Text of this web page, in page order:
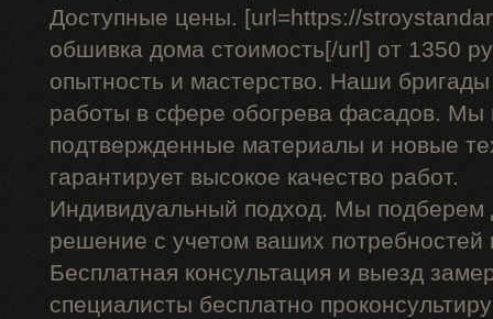
Доступные цены. [url=https://
обшивка дома стоимость[/url] от 1350
опытность и мастерство. Наши
работы в сфере обогрева фасадов. Мы
подтвержденные материалы и новые
гарантирует высокое качество работ.
Индивидуальный подход. Мы подберем
решение с учетом ваших
Бесплатная консультация и выезд
специалисты бесплатно